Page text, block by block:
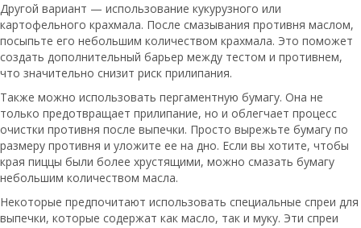
Другой вариант — использование кукурузного или
картофельного крахмала. После смазывания противня маслом,
посыпьте его небольшим количеством крахмала. Это поможет
создать дополнительный барьер между тестом и противнем,
что значительно снизит риск прилипания.
Также можно использовать пергаментную бумагу. Она не
только предотвращает прилипание, но и облегчает процесс
очистки противня после выпечки. Просто вырежьте бумагу по
размеру противня и уложите ее на дно. Если вы хотите, чтобы
края пиццы были более хрустящими, можно смазать бумагу
небольшим количеством масла.
Некоторые предпочитают использовать специальные спреи для
выпечки, которые содержат как масло, так и муку. Эти спреи